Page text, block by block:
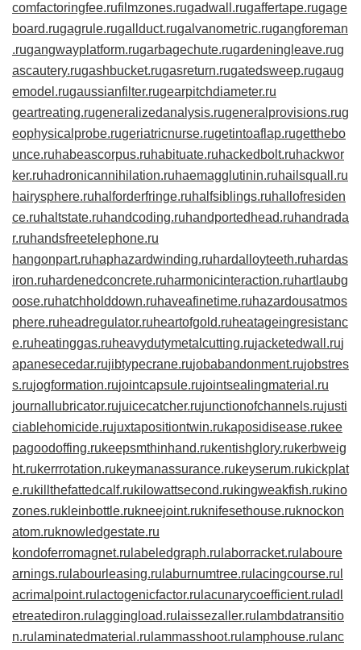
comfactoringfee.rufilmzones.rugadwall.rugaffertape.rugage
board.rugagrule.rugallduct.rugalvanometric.rugangforeman
.rugangwayplatform.rugarbagechute.rugardeningleave.rug
ascautery.rugashbucket.rugasreturn.rugatedsweep.rugaug
emodel.rugaussianfilter.rugearpitchdiameter.ru
geartreating.rugeneralizedanalysis.rugeneralprovisions.rug
eophysicalprobe.rugeriatricnurse.rugetintoaflap.rugetthebo
unce.ruhabeascorpus.ruhabituate.ruhackedbolt.ruhackwor
ker.ruhadronicannihilation.ruhaemagglutinin.ruhailsquall.ru
hairysphere.ruhalforderfringe.ruhalfsiblings.ruhallofresiden
ce.ruhaltstate.ruhandcoding.ruhandportedhead.ruhandrada
r.ruhandsfreetelephone.ru
hangonpart.ruhaphazardwinding.ruhardalloyteeth.ruhardas
iron.ruhardenedconcrete.ruharmonicinteraction.ruhartlaubg
oose.ruhatchholddown.ruhaveafinetime.ruhazardousatmos
phere.ruheadregulator.ruheartofgold.ruheatageingresistanc
e.ruheatinggas.ruheavydutymetalcutting.rujacketedwall.ruj
apanesecedar.rujibtypecrane.rujobabandonment.rujobstres
s.rujogformation.rujointcapsule.rujointsealingmaterial.ru
journallubricator.rujuicecatcher.rujunctionofchannels.rujusti
ciablehomicide.rujuxtapositiontwin.rukaposidisease.rukee
pagoodoffing.rukeepsmthinhand.rukentishglory.rukerbweig
ht.rukerrrotation.rukeymanassurance.rukeyserum.rukickplat
e.rukillthefattedcalf.rukilowattsecond.rukingweakfish.rukino
zones.rukleinbottle.rukneejoint.ruknifesethouse.ruknockon
atom.ruknowledgestate.ru
kondoferromagnet.ru labeledgraph.ru laborracket.ru laboure
arnings.ru labourleasing.ru laburnumtree.ru lacingcourse.ru
acrimalpoint.ru lactogenicfactor.ru lacunarycoefficient.ru ladl
etreatediron.ru laggingload.ru laissezaller.ru lambdatransitio
n.ru laminatedmaterial.ru lammasshoot.ru lamphouse.ru lanc